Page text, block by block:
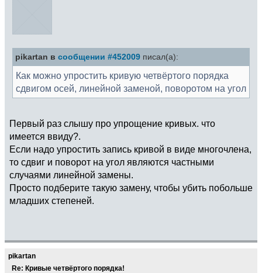
pikartan в сообщении #452009 писал(а):
Как можно упростить кривую четвёртого порядка
сдвигом осей, линейной заменой, поворотом на угол
Первый раз слышу про упрощение кривых. что
имеется ввиду?.
Если надо упростить запись кривой в виде многочлена,
то сдвиг и поворот на угол являются частными
случаями линейной замены.
Просто подберите такую замену, чтобы убить побольше
младших степеней.
pikartan
Re: Кривые четвёртого порядка!